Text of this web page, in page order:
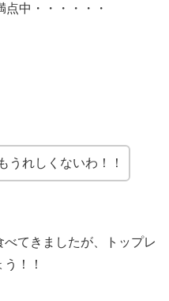
中・・・・・・
うれしくないわ！！
てきましたが、トップレ
！！